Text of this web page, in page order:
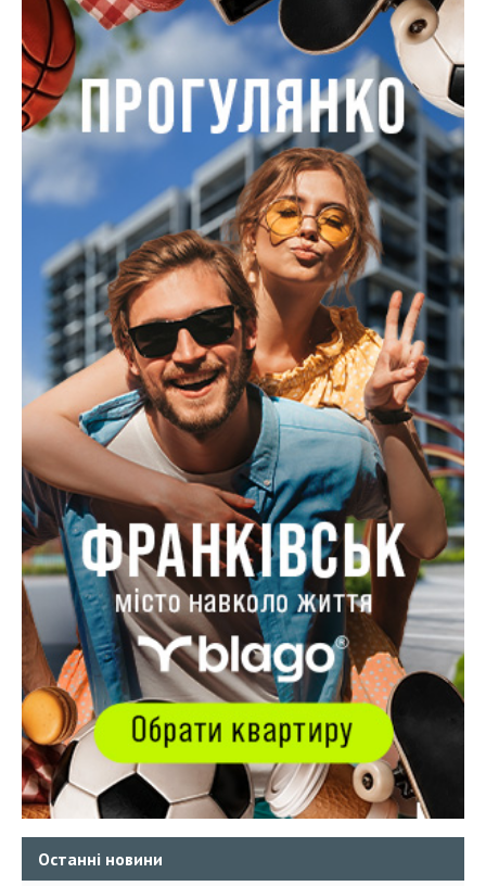
Останні новини